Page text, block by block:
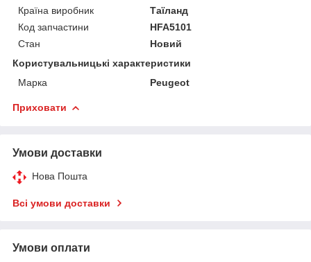
Країна виробник
Таїланд
Код запчастини
HFA5101
Стан
Новий
Користувальницькі характеристики
Марка
Peugeot
Приховати
Умови доставки
Нова Пошта
Всі умови доставки
Умови оплати